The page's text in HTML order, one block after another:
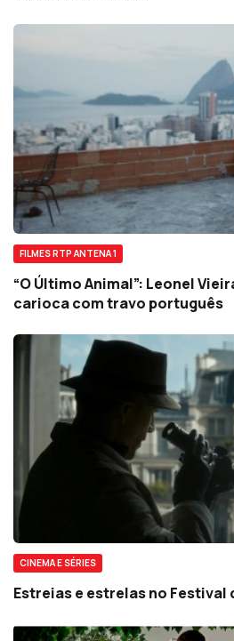
FILMES RTP ANTENA 1
“O Último Animal”: Leonel
carioca com travo português
CINEMA E SÉRIES
Estreias e estrelas no Festival